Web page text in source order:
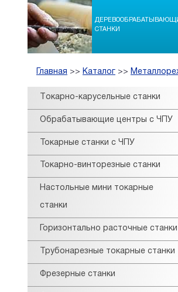
СТАНКИ
Главная >> Каталог >>
Tокарнo-карусельные станки
Обрабатывающие центры с ЧПУ
Токарные станки с ЧПУ
Токарно-винторезные станки
Настольные мини токарные
станки
Горизонтально расточные станки
Трубонарезные токарные станки
Фрезерные станки